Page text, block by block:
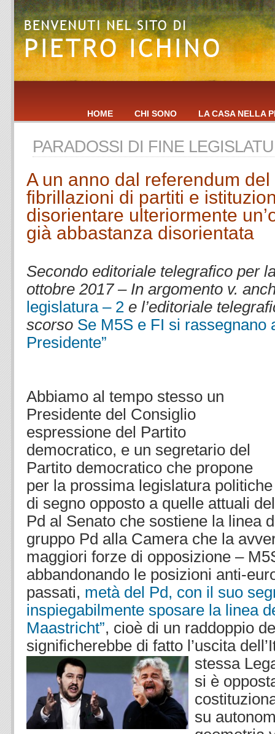
HOME CHI SONO LA CASA NELLA
PARADOSSI DI FINE
A un anno dal referendum
fibrillazioni di partiti e
disorientare ulteriormente
già abbastanza disorientata
Secondo editoriale telegrafico per
ottobre 2017 – In argomento v.
legislatura – 2 e l’editoriale
scorso Se M5S e FI si rassegnano
Presidente”
Abbiamo al tempo stesso un
Presidente del Consiglio
espressione del Partito
democratico, e un segretario del
Partito democratico che propone
per la prossima legislatura politiche
di segno opposto a quelle attuali
Pd al Senato che sostiene la linea
gruppo Pd alla Camera che la
maggiori forze di opposizione –
abbandonando le posizioni anti-
passati, metà del Pd, con il suo
inspiegabilmente sposare la linea
Maastricht”, cioè di un raddoppio
significherebbe di fatto l’uscita
stessa
si è
su